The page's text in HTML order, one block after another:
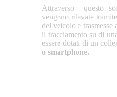
Attraverso questo
vengono rilevate
del veicolo e trasmesse
il tracciamento su di
essere dotati di un
o smartphone.